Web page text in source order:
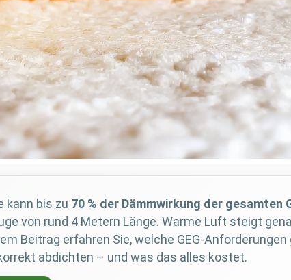
kann bis zu 70 % der Dämmwirkung der gesamten
von rund 4 Metern Länge. Warme Luft steigt
Beitrag erfahren Sie, welche GEG-
abdichten – und was das alles kostet.